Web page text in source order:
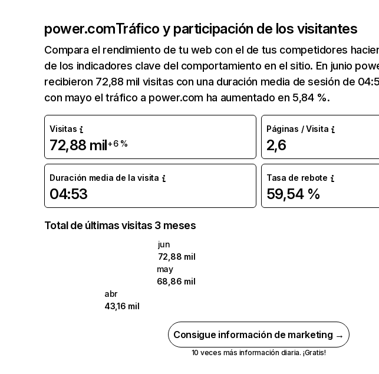
power.comTráfico y participación de los visitantes
Compara el rendimiento de tu web con el de tus competidores
de los indicadores clave del comportamiento en el sitio. En junio
recibieron 72,88 mil visitas con una duración media de sesión de
con mayo el tráfico a power.com ha aumentado en 5,84 %.
Visitas
72,88 mil+6 %
Páginas / Visita
2,6
Duración media de la visita
04:53
Tasa de rebote
59,54 %
Total de últimas visitas 3 meses
jun
72,88 mil
may
68,86 mil
abr
43,16 mil
Consigue información de marketing →
10 veces más información diaria. ¡Gratis!